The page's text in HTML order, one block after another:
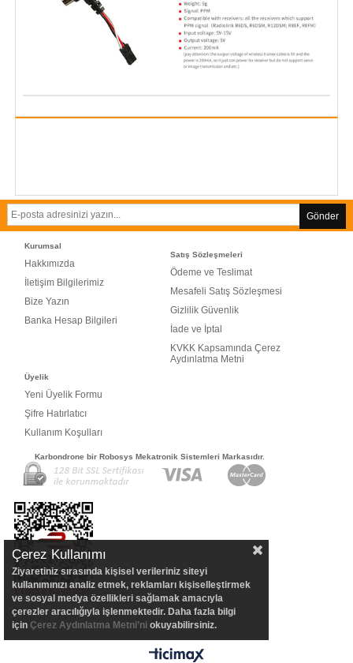
Gönder
Kurumsal
Hakkımızda
İletişim Bilgilerimiz
Bize Yazın
Banka Hesap Bilgileri
Satış Sözleşmeleri
Ödeme ve Teslimat
Mesafeli Satış Sözleşmesi
Gizlilik Güvenlik
İade ve İptal
KVKK Kapsamında Çerez
Aydınlatma Metni
Üyelik
Yeni Üyelik Formu
Şifre Hatırlatıcı
Kullanım Koşulları
Karbondrone bir Robosys Mekatronik Sistemleri Markasıdır.
Çerez Kullanımı
Ziyaretiniz sırasında kişisel verileriniz siteyi
kullanımınızı analiz etmek, reklamları kişiselleştirmek
ve sosyal medya özellikleri sağlamak amacıyla
çerezler aracılığıyla işlenmektedir. Daha fazla bilgi
için Çerez Aydınlatma Metni’ni okuyabilirsiniz.